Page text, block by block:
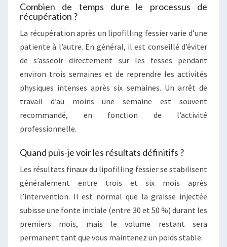
Combien de temps dure le processus de
récupération ?
La récupération après un lipofilling fessier varie d’une
patiente à l’autre. En général, il est conseillé d’éviter
de s’asseoir directement sur les fesses pendant
environ trois semaines et de reprendre les activités
physiques intenses après six semaines. Un arrêt de
travail d’au moins une semaine est souvent
recommandé, en fonction de l’activité
professionnelle.
Quand puis-je voir les résultats définitifs ?
Les résultats finaux du lipofilling fessier se stabilisent
généralement entre trois et six mois après
l’intervention. Il est normal que la graisse injectée
subisse une fonte initiale (entre 30 et 50 %) durant les
premiers mois, mais le volume restant sera
permanent tant que vous maintenez un poids stable.